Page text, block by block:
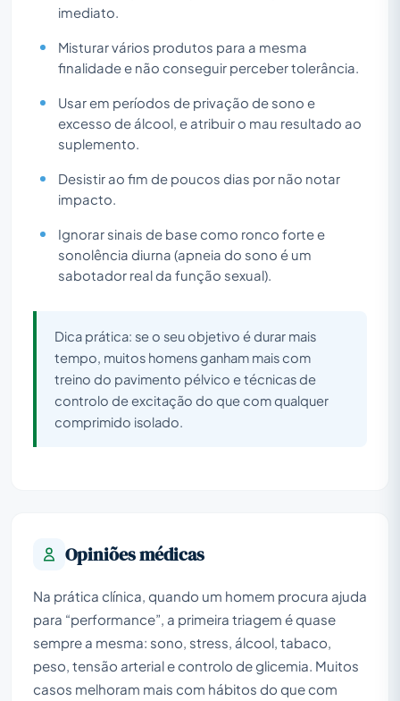
imediato.
Misturar vários produtos para a mesma
finalidade e não conseguir perceber tolerância.
Usar em períodos de privação de sono e
excesso de álcool, e atribuir o mau resultado ao
suplemento.
Desistir ao fim de poucos dias por não notar
impacto.
Ignorar sinais de base como ronco forte e
sonolência diurna (apneia do sono é um
sabotador real da função sexual).
Dica prática: se o seu objetivo é durar mais
tempo, muitos homens ganham mais com
treino do pavimento pélvico e técnicas de
controlo de excitação do que com qualquer
comprimido isolado.
Opiniões médicas
Na prática clínica, quando um homem procura ajuda
para “performance”, a primeira triagem é quase
sempre a mesma: sono, stress, álcool, tabaco,
peso, tensão arterial e controlo de glicemia. Muitos
casos melhoram mais com hábitos do que com